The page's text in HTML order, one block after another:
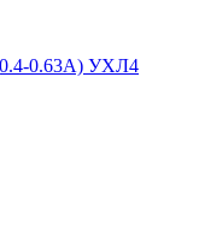
0.63А) УХЛ4